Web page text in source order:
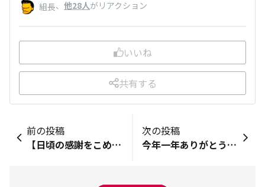
組長、 他28人がリアクション
いいね
共有する
前の投稿
【日頃の感謝をこめて】グリーンランクに到達されたみなさまへ
次の投稿
今年一年ありがとうございました